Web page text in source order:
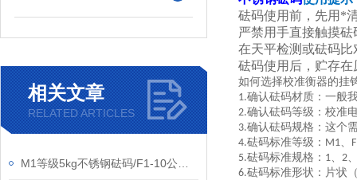
相关文章
RELATED ARTICLES
砝码使用前，先用*
严禁用手直接触摸
在天平检测或砝码
砝码使用后，贮存
如何选择校准衡器的挂
1.确认砝码材质：一般
2.确认砝码等级：校准
3.确认砝码规格：这个
4.砝码标准等级： M1、
5.砝码标准规格： 1、 2
6.砝码标准形状：片状